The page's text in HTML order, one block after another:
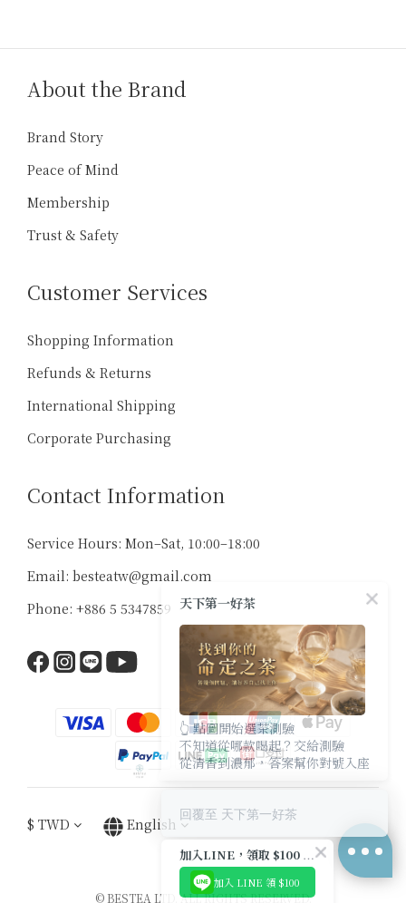
About the Brand
Brand Story
Peace of Mind
Membership
Trust & Safety
Customer Services
Shopping Information
Refunds & Returns
International Shipping
Corporate Purchasing
Contact Information
Service Hours: Mon–Sat, 10:00–18:00
Email: besteatw@gmail.com
Phone: +886 5 5347859
$ TWD English
© BESTEA LTD. ALL RIGHTS RESERVED.
天下第一好茶
👆 點圖開始選茶測驗
不知道從哪款喝起？交給測驗
從清香到濃郁，答案幫你對號入座
回覆至 天下第一好茶
加入LINE，領取 $100 優惠券
加入 LINE 領 $100